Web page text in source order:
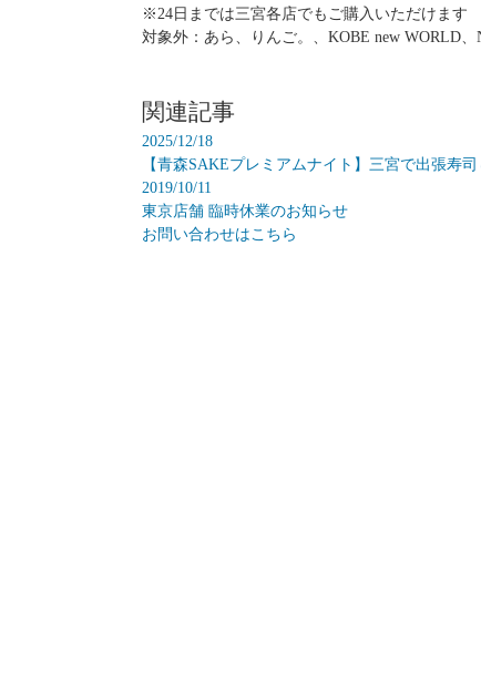
※24日までは三宮各店でもご購入いただけます
対象外：あら、りんご。、KOBE new WORLD、
関連記事
2025/12/18
【青森SAKEプレミアムナイト】三宮で出張寿
2019/10/11
東京店舗 臨時休業のお知らせ
お問い合わせはこちら